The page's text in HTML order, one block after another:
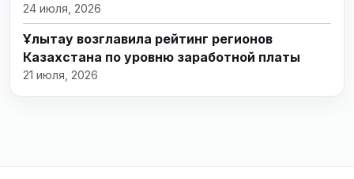
24 июля, 2026
Ұлытау возглавила рейтинг регионов
Казахстана по уровню заработной платы
21 июля, 2026